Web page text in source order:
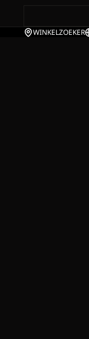
WINKELZOEKER